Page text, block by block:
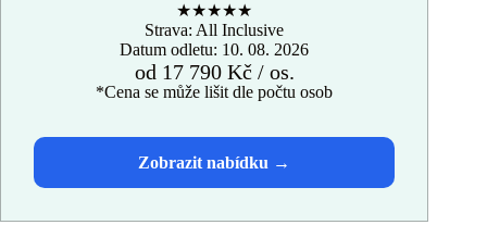
★★★★★
Strava: All Inclusive
Datum odletu: 10. 08. 2026
od 17 790 Kč / os.
*Cena se může lišit dle počtu osob